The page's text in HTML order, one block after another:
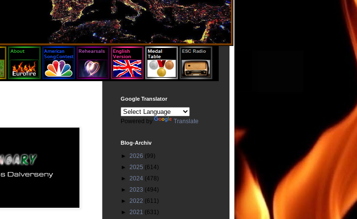
Google Translator
Powered by Translate
Blog-Archiv
► 2026 (99)
► 2025 (614)
► 2024 (478)
► 2023 (494)
► 2022 (611)
► 2021 (631)